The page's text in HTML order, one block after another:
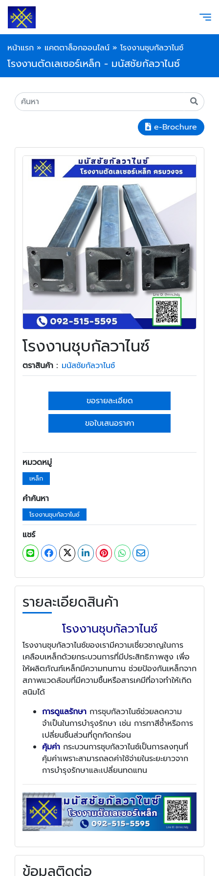
หน้าแรก » แคตตาล็อกออนไลน์ » โรงงานชุบกัลวาไนซ์
โรงงานตัดเลเซอร์เหล็ก - มนัสชัยกัลวาไนซ์
e-Brochure
โรงงานชุบกัลวาไนซ์
ตราสินค้า : มนัสชัยกัลวาไนซ์
ขอรายละเอียด
ขอใบเสนอราคา
หมวดหมู่
เหล็ก
คำค้นหา
โรงงานชุบกัลวาไนซ์
แชร์
รายละเอียดสินค้า
โรงงานชุบกัลวาไนซ์
โรงงานชุบกัลวาไนซ์ของเรามีความเชี่ยวชาญในการ
เคลือบเหล็กด้วยกระบวนการที่มีประสิทธิภาพสูง เพื่อ
ให้ผลิตภัณฑ์เหล็กมีความทนทาน ช่วยป้องกันเหล็กจาก
สภาพแวดล้อมที่มีความชื้นหรือสารเคมีที่อาจทำให้เกิด
สนิมได้
การดูแลรักษา การชุบกัลวาไนซ์ช่วยลดความ
จำเป็นในการบำรุงรักษา เช่น การทาสีซ้ำหรือการ
เปลี่ยนชิ้นส่วนที่ถูกกัดกร่อน
คุ้มค่า กระบวนการชุบกัลวาไนซ์เป็นการลงทุนที่
คุ้มค่าเพราะสามารถลดค่าใช้จ่ายในระยะยาวจาก
การบำรุงรักษาและเปลี่ยนทดแทน
ข้อมูลติดต่อ